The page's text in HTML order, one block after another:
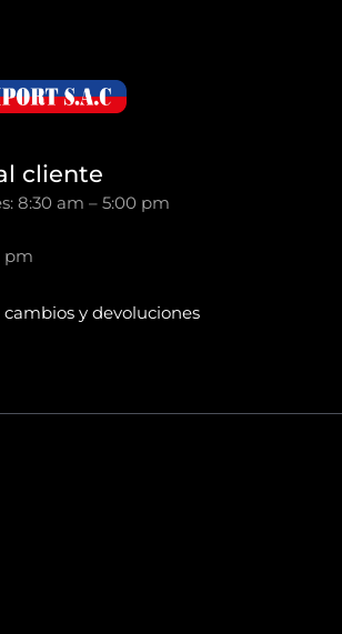
cliente
8:30 am – 5:00 pm
pm
y devoluciones